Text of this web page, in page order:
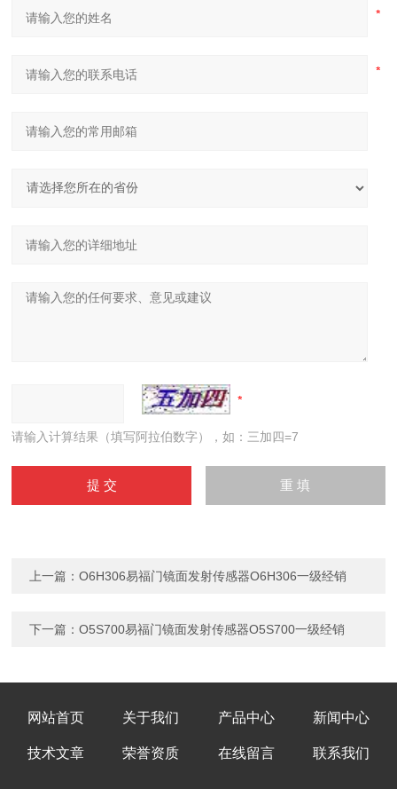
请输入计算结果（填写阿拉伯数字），如：三加四=7
上一篇：O6H306易福门镜面发射传感器O6H306一级经销
下一篇：O5S700易福门镜面发射传感器O5S700一级经销
网站首页 关于我们 产品中心 新闻中心
技术文章 荣誉资质 在线留言 联系我们